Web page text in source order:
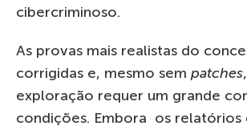
cibercriminoso.
As provas mais realistas do
corrigidas e, mesmo sem patches
exploração requer um grande
condições. Embora os relatórios